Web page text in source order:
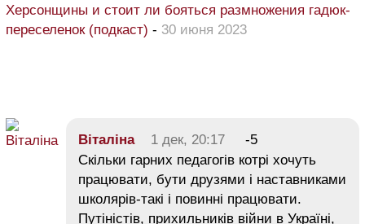
Херсонщины и стоит ли бояться размножения гадюк-
переселенок (подкаст) - 30 июня 2023
Віталіна 1 дек, 20:17
-5
Скільки гарних педагогів котрі хочуть
працювати, бути друзями і наставниками
школярів-такі і повинні працювати.
Путіністів, прихильників війни в Україні,